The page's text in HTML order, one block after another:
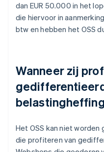
dan EUR 50.000 in het
die hiervoor in
btw en hebben het OSS
Wanneer zij
Het OSS kan niet
die profiteren van